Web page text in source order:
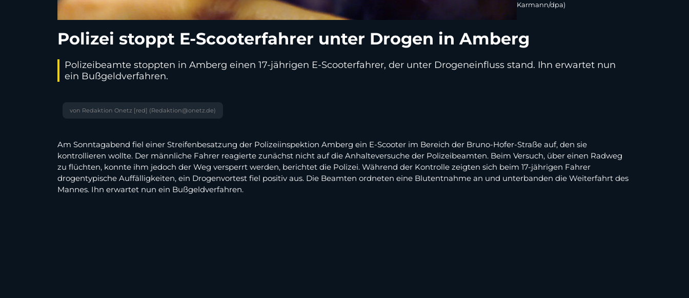
Karmann/dpa)
Polizei stoppt E-Scooterfahrer unter Drogen in Amberg
Polizeibeamte stoppten in Amberg einen 17-jährigen E-Scooterfahrer, der unter Drogeneinfluss stand. Ihn erwartet nun
ein Bußgeldverfahren.
von Redaktion Onetz [red] (Redaktion@onetz.de)
Am Sonntagabend fiel einer Streifenbesatzung der Polizeiinspektion Amberg ein E-Scooter im Bereich der Bruno-Hofer-Straße auf, den sie
kontrollieren wollte. Der männliche Fahrer reagierte zunächst nicht auf die Anhalteversuche der Polizeibeamten. Beim Versuch, über einen Radweg
zu flüchten, konnte ihm jedoch der Weg versperrt werden, berichtet die Polizei. Während der Kontrolle zeigten sich beim 17-jährigen Fahrer
drogentypische Auffälligkeiten, ein Drogenvortest fiel positiv aus. Die Beamten ordneten eine Blutentnahme an und unterbanden die Weiterfahrt des
Mannes. Ihn erwartet nun ein Bußgeldverfahren.